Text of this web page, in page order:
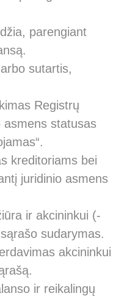
parengiant
sutartis,
Registrų
asmens statusas
kreditoriams bei
juridinio asmens
ir akcininkui (-
sudarymas.
akcininkui
ir reikalingų